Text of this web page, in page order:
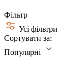
Фільтр
Усі фільтри
Сортувати за:
Популярні